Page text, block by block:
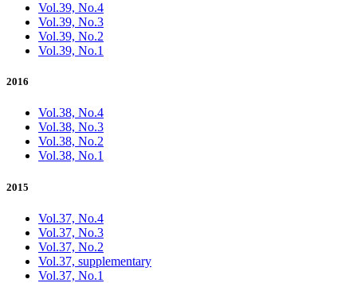
Vol.39, No.4
Vol.39, No.3
Vol.39, No.2
Vol.39, No.1
2016
Vol.38, No.4
Vol.38, No.3
Vol.38, No.2
Vol.38, No.1
2015
Vol.37, No.4
Vol.37, No.3
Vol.37, No.2
Vol.37, supplementary
Vol.37, No.1